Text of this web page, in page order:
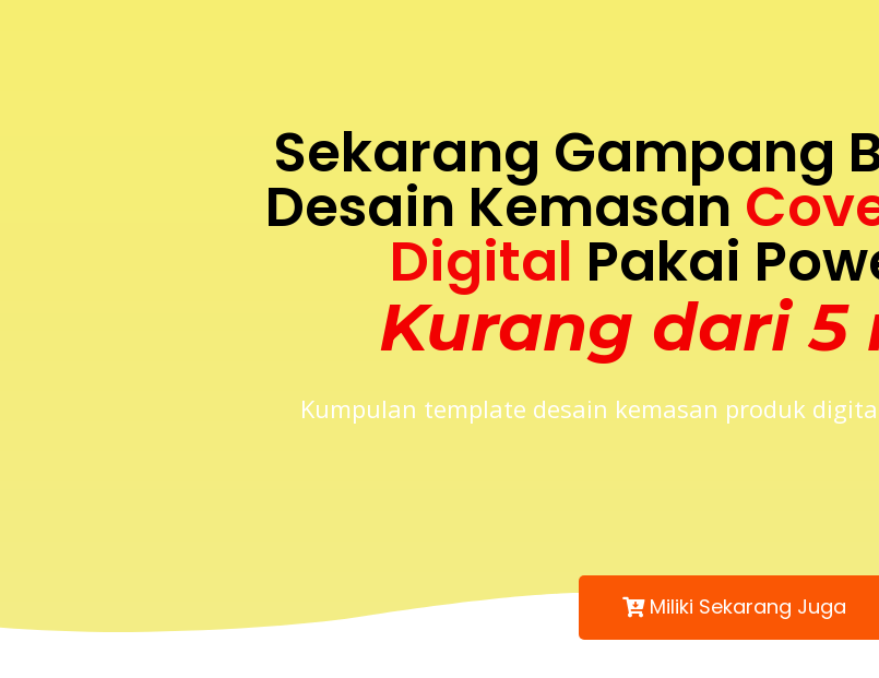
Sekarang Gampang
Desain Kemasan
Digital Pakai
Kurang dari 5
Kumpulan template desain kemasan produk
Miliki Sekarang Juga